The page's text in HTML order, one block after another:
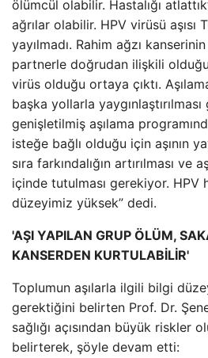
ölümcül olabilir. Hastalığı
ağrılar olabilir. HPV virüsü
yayılmadı. Rahim ağzı
partnerle doğrudan ilişkili
virüs olduğu ortaya çıktı.
başka yollarla
genişletilmiş aşılama
isteğe bağlı olduğu için aşının
sıra farkındalığın artırılması ve
içinde tutulması gerekiyor. HPV
düzeyimiz yüksek” dedi.
'AŞI YAPILAN GRUP ÖLÜM,
KANSERDEN KURTULABİLİR'
Toplumun aşılarla ilgili bilgi
gerektiğini belirten Prof. Dr.
sağlığı açısından büyük riskler
belirterek, şöyle devam etti: